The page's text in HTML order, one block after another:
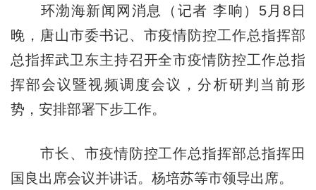
环渤海新闻网消息（记者 李响）5月8日
晚，唐山市委书记、市疫情防控工作总指挥部
总指挥武卫东主持召开全市疫情防控工作总指
挥部会议暨视频调度会议，分析研判当前形
势，安排部署下步工作。
市长、市疫情防控工作总指挥部总指挥田
国良出席会议并讲话。杨培苏等市领导出席。